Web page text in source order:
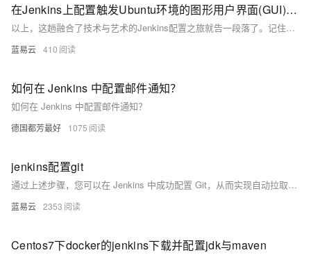
在Jenkins上配置触发Ubuntu环境的图形用户界面(GUI)构建任务。
以上，这趟融合了技术与艺术的Jenkins配置之旅就告一段落了。记住，技术应当像艺术一样有趣和生动，这样才能激发出最大的创新和效率。
蓝易云 410
如何在 Jenkins 中配置邮件通知？
如何在 Jenkins 中配置邮件通知？
德国都芳最好 1075
jenkins配置git
通过上述步骤，您可以在 Jenkins 中成功配置 Git，从而实现自动拉取代码并进行构建和部署。这些配置不仅提高了开发效率，还保证了代码的连续集成和交付。确保每一步配置正确，以避免在实际使用中遇到问题。
蓝易云 2353
Centos7下docker的jenkins下载并配置jdk与maven